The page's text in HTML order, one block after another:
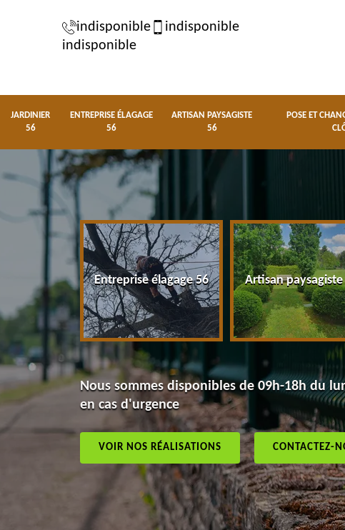
indisponible
indisponible
indisponible
JARDINIER
56
ENTREPRISE ÉLAGAGE
56
ARTISAN PAYSAGISTE
56
POSE ET
Entreprise élagage 56 Artisan paysagiste
Nous sommes disponibles de 09h-18h du
en cas d'urgence
VOIR NOS RÉALISATIONS CONTACTEZ-